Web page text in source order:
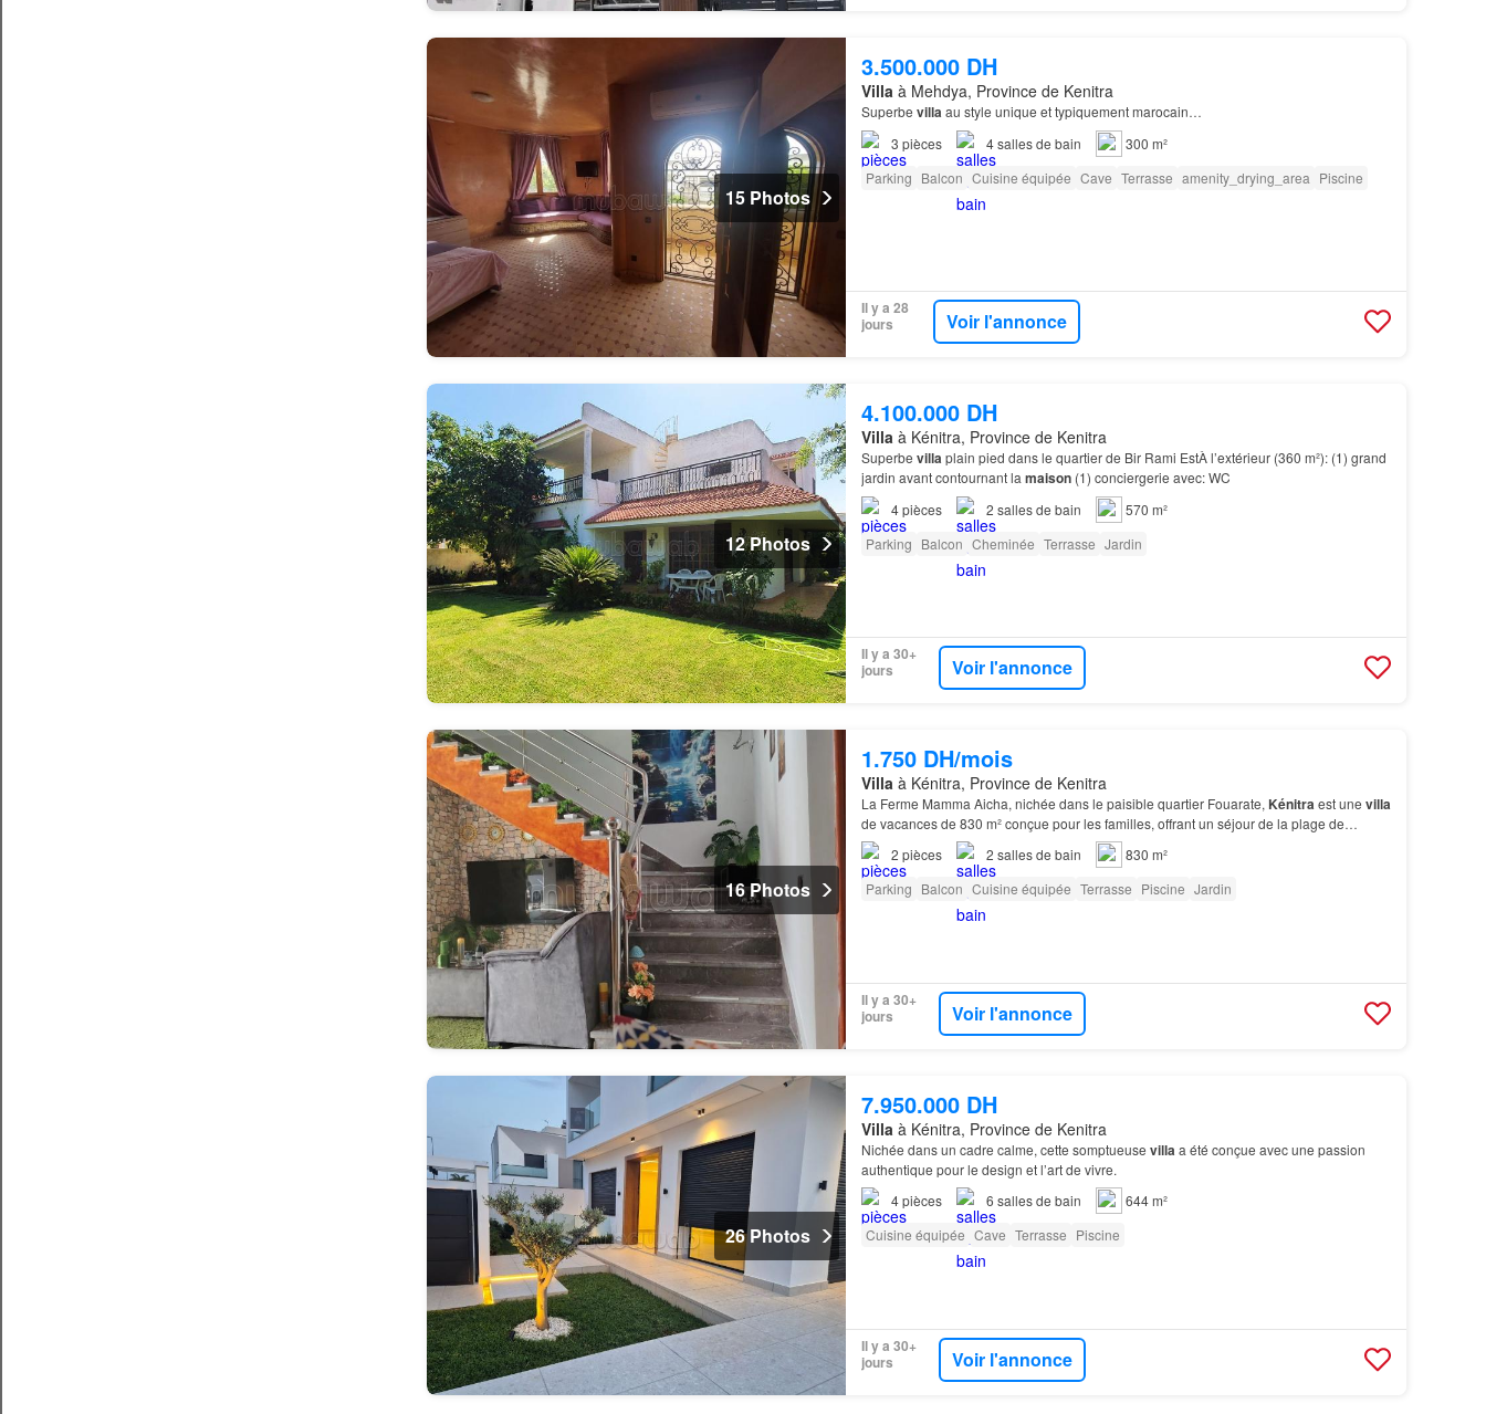
15 Photos
3.500.000 DH
Villaà Mehdya, Province de Kenitra
Superbe villaau style unique et typiquement marocain…
3 pièces 4salles de bain
300 m²
Parking Balcon Cuisine équipée Cave Terrasse amenity_drying_area Piscine
Il y a 28
jours
Voir l'annonce
12 Photos
4.100.000 DH
Villaà Kénitra, Province de Kenitra
Superbe villaplain pied dans le quartier de Bir Rami EstÀ l’extérieur (360 m²): (1) grand
jardin avant contournant la maison(1) conciergerie avec: WC
4pièces 2 salles de bain
570 m²
Parking Balcon Cheminée Terrasse Jardin
Il y a 30+
jours
Voir l'annonce
16 Photos
1.750 DH/mois
Villaà Kénitra, Province de Kenitra
La Ferme Mamma Aicha, nichée dans le paisible quartier Fouarate, Kénitraest une villa
de vacances de 830 m² conçue pour les familles, offrant un séjour de la plage de
Mehdia, 31 km de la Marina de Bouregreg et de la Tour Has…
2 pièces 2 salles de bain
830 m²
Parking Balcon Cuisine équipée Terrasse Piscine Jardin
Il y a 30+
jours
Voir l'annonce
26 Photos
7.950.000 DH
Villaà Kénitra, Province de Kenitra
Nichée dans un cadre calme, cette somptueuse villaa été conçue avec une passion
authentique pour le design et l’art de vivre.
4pièces 6 salles de bain
644 m²
Cuisine équipée Cave Terrasse Piscine
Il y a 30+
jours
Voir l'annonce